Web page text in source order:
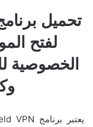
لفتح
الخصوصية